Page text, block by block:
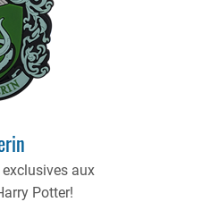
aux
Potter!